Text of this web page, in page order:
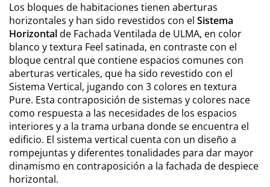
Los bloques de habitaciones tienen aberturas
horizontales y han sido revestidos con el Sistema
Horizontalde Fachada Ventilada de ULMA, en color
blanco y textura Feel satinada, en contraste con el
bloque central que contiene espacios comunes con
aberturas verticales, que ha sido revestido con el
Sistema Vertical, jugando con 3 colores en textura
Pure. Esta contraposición de sistemas y colores nace
como respuesta a las necesidades de los espacios
interiores y a la trama urbana donde se encuentra el
edificio. El sistema vertical cuenta con un diseño a
rompejuntas y diferentes tonalidades para dar mayor
dinamismo en contraposición a la fachada de despiece
horizontal.